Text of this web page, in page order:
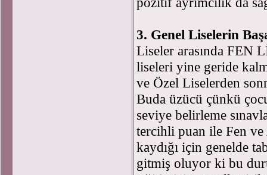
3. Genel Liselerin
Liseler arasında FEN
liseleri yine geride
ve Özel Liselerden
Buda üzücü çünkü
seviye belirleme
tercihli puan ile Fen
kaydığı için genelde
gitmiş oluyor ki bu